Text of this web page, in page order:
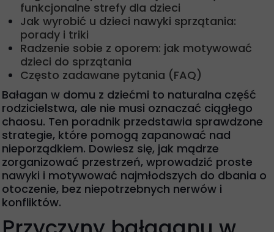
funkcjonalne strefy dla dzieci
Jak wyrobić u dzieci nawyki sprzątania:
porady i triki
Radzenie sobie z oporem: jak motywować
dzieci do sprzątania
Często zadawane pytania (FAQ)
Bałagan w domu z dziećmi to naturalna część
rodzicielstwa, ale nie musi oznaczać ciągłego
chaosu. Ten poradnik przedstawia sprawdzone
strategie, które pomogą zapanować nad
nieporządkiem. Dowiesz się, jak mądrze
zorganizować przestrzeń, wprowadzić proste
nawyki i motywować najmłodszych do dbania o
otoczenie, bez niepotrzebnych nerwów i
konfliktów.